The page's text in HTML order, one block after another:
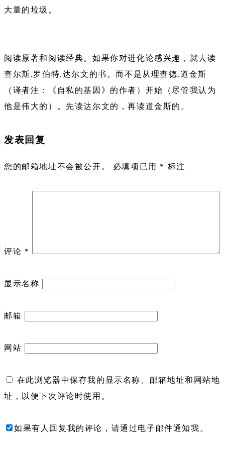
大量的垃圾。
阅读原著和阅读经典。如果你对进化论感兴趣，就去读
查尔斯.罗伯特.达尔文的书。而不是从理查德.道金斯
（译者注：《自私的基因》的作者）开始（尽管我认为
他是伟大的）。先读达尔文的，再读道金斯的。
发表回复
您的邮箱地址不会被公开。 必填项已用 * 标注
评论 *
显示名称
邮箱
网站
在此浏览器中保存我的显示名称、邮箱地址和网站地
址，以便下次评论时使用。
如果有人回复我的评论，请通过电子邮件通知我。